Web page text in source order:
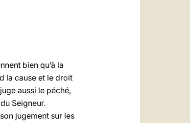
bien qu’à la
la cause et le droit
aussi le péché,
Seigneur.
jugement sur les